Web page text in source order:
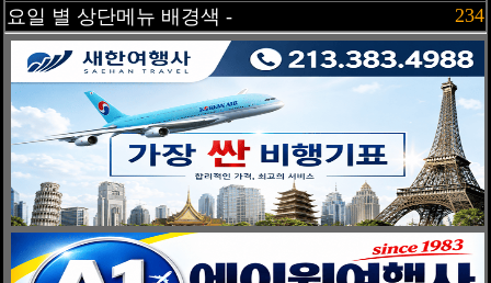
요일 별 상단메뉴 배경색 -
234